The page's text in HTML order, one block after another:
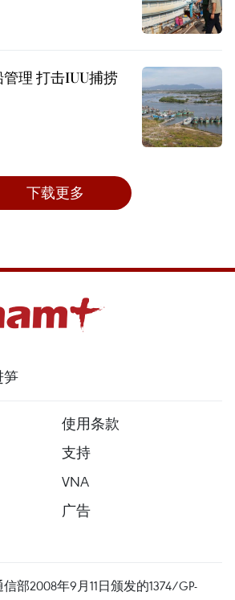
理 打击IUU捕捞
下载更多
笋
使用条款
支持
VNA
广告
部2008年9月11日颁发的1374/GP-